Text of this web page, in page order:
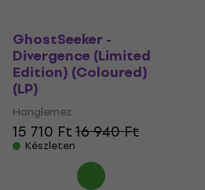
GhostSeeker -
Divergence (Limited
Edition) (Coloured)
(LP)
Hanglemez
15 710 Ft16 940 Ft
Készleten